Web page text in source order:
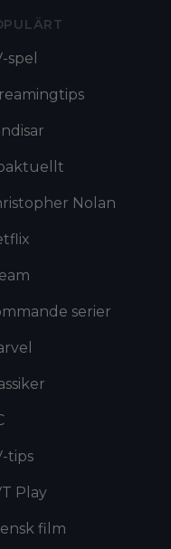
spel
Nolan
serier
tips
Play
film